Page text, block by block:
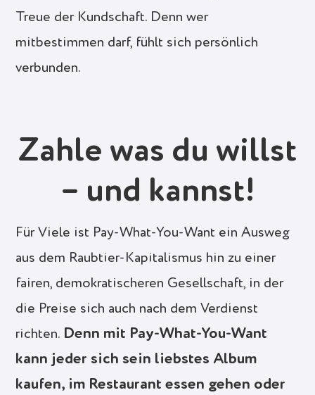
Treue der Kundschaft. Denn wer
mitbestimmen darf, fühlt sich persönlich
verbunden.
Zahle was du willst
– und kannst!
Für Viele ist Pay-What-You-Want ein Ausweg
aus dem Raubtier-Kapitalismus hin zu einer
fairen, demokratischeren Gesellschaft, in der
die Preise sich auch nach dem Verdienst
richten. Denn mit Pay-What-You-Want
kann jeder sich sein liebstes Album
kaufen, im Restaurant essen gehen oder